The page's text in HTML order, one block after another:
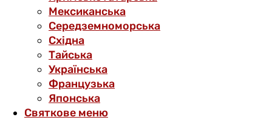
Мексиканська
Середземноморська
Східна
Тайська
Українська
Французька
Японська
Святкове меню